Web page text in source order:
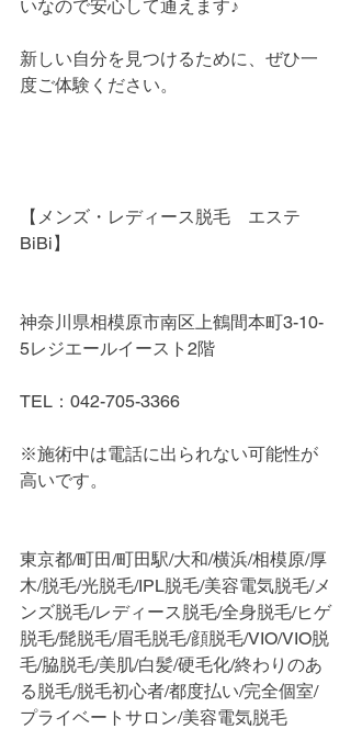
いなので安心して通えます♪
新しい自分を見つけるために、ぜひ一
度ご体験ください。
【メンズ・レディース脱毛　エステ
BiBi】
神奈川県相模原市南区上鶴間本町3-10-
5レジエールイースト2階
TEL：042-705-3366
※施術中は電話に出られない可能性が
高いです。
東京都/町田/町田駅/大和/横浜/相模原/厚
木/脱毛/光脱毛/IPL脱毛/美容電気脱毛/メ
ンズ脱毛/レディース脱毛/全身脱毛/ヒゲ
脱毛/髭脱毛/眉毛脱毛/顔脱毛/VIO/VIO脱
毛/脇脱毛/美肌/白髪/硬毛化/終わりのあ
る脱毛/脱毛初心者/都度払い/完全個室/
プライベートサロン/美容電気脱毛